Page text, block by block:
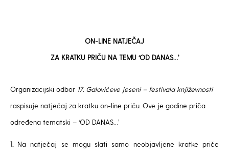
ON-LINE NATJEČAJ
ZA KRATKU PRIČU NA TEMU ‘OD DANAS…’
Organizacijski odbor 17. Galovićeve jeseni – festivala književnosti
raspisuje natječaj za kratku on-line priču. Ove je godine priča
određena tematski – ‘OD DANAS…’
1.Na natječaj se mogu slati samo neobjavljene kratke priče